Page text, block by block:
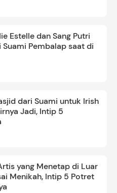
Estelle dan Sang Putri
Suami Pembalap saat di
dari Suami untuk Irish
Jadi, Intip 5
yang Menetap di Luar
Menikah, Intip 5 Potret